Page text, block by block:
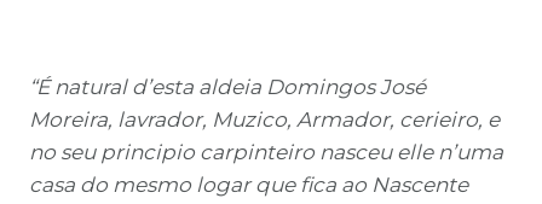
“É natural d’esta aldeia Domingos José
Moreira, lavrador, Muzico, Armador, cerieiro, e
no seu principio carpinteiro nasceu elle n’uma
casa do mesmo logar que fica ao Nascente